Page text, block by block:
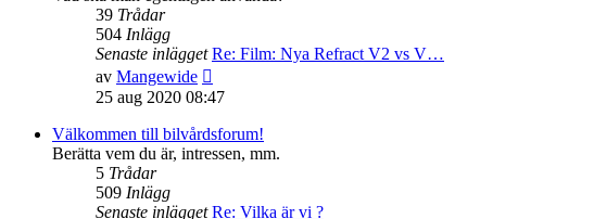
39 Trådar
504 Inlägg
Senaste inlägget Re: Film: Nya Refract V2 vs V…
av Mangewide
till
senaste
inlägget
25 aug 2020 08:47
Välkommen till bilvårdsforum!
Berätta vem du är, intressen, mm.
5 Trådar
509 Inlägg
Senaste inlägget Re: Vilka är vi ?